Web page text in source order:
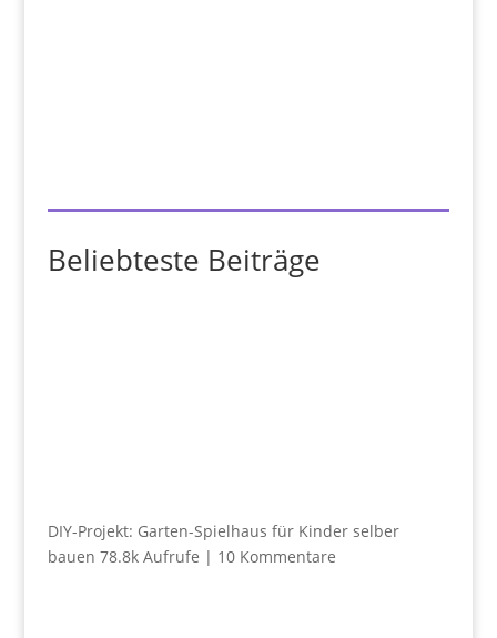
Beliebteste Beiträge
DIY-Projekt: Garten-Spielhaus für Kinder selber
bauen 78.8k Aufrufe | 10 Kommentare